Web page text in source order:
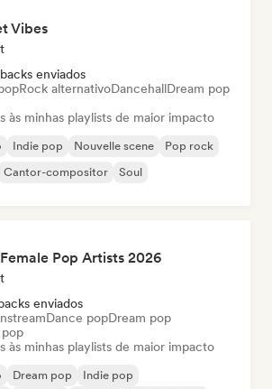
Vibes
enviados
Rock alternativoDancehallDream pop
às minhas playlists de maior impacto
Indie pop Nouvelle scene
Pop rock
Cantor-compositor Soul
Pop Artists 2026
enviados
Dance popDream pop
às minhas playlists de maior impacto
Dream pop
Indie pop